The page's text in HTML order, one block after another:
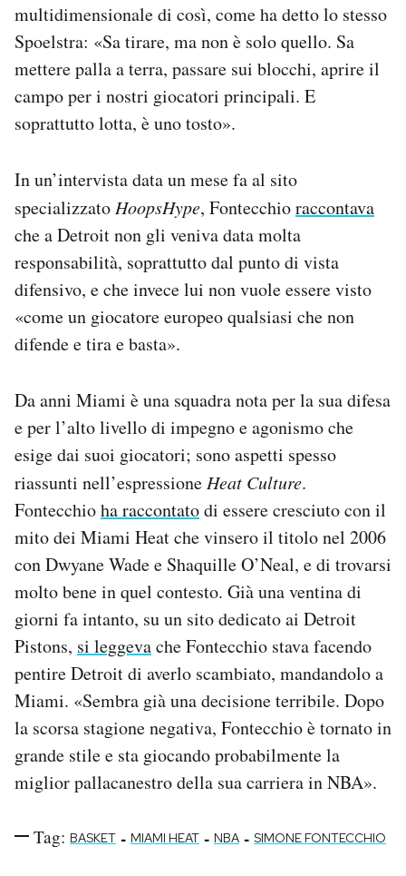
multidimensionale di così, come ha detto lo stesso
Spoelstra: «Sa tirare, ma non è solo quello. Sa
mettere palla a terra, passare sui blocchi, aprire il
campo per i nostri giocatori principali. E
soprattutto lotta, è uno tosto».
In un’intervista data un mese fa al sito
specializzato HoopsHype, Fontecchioraccontava
che a Detroit non gli veniva data molta
responsabilità, soprattutto dal punto di vista
difensivo, e che invece lui non vuole essere visto
«come un giocatore europeo qualsiasi che non
difende e tira e basta».
Da anni Miami è una squadra nota per la sua difesa
e per l’alto livello di impegno e agonismo che
esige dai suoi giocatori; sono aspetti spesso
riassunti nell’espressione Heat Culture.
Fontecchioha raccontatodi essere cresciuto con il
mito dei Miami Heat che vinsero il titolo nel 2006
con Dwyane Wade e Shaquille O’Neal, e di trovarsi
molto bene in quel contesto. Già una ventina di
giorni fa intanto, su un sito dedicato ai Detroit
Pistons, si leggevache Fontecchio stava facendo
pentire Detroit di averlo scambiato, mandandolo a
Miami. «Sembra già una decisione terribile. Dopo
la scorsa stagione negativa, Fontecchio è tornato in
grande stile e sta giocando probabilmente la
miglior pallacanestro della sua carriera in NBA».
Tag: BASKET - MIAMI HEAT - NBA - SIMONE FONTECCHIO